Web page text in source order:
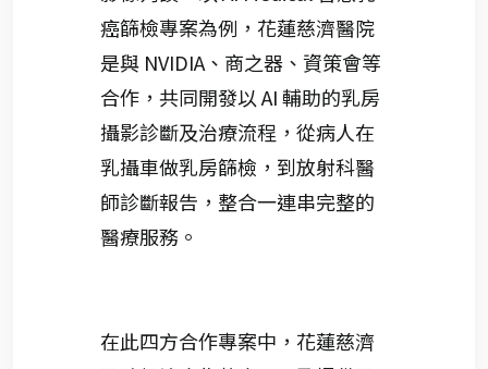
癌篩檢專案為例，花蓮慈濟醫院
是與 NVIDIA、商之器、資策會等
合作，共同開發以 AI 輔助的乳房
攝影診斷及治療流程，從病人在
乳攝車做乳房篩檢，到放射科醫
師診斷報告，整合一連串完整的
醫療服務。
在此四方合作專案中，花蓮慈濟